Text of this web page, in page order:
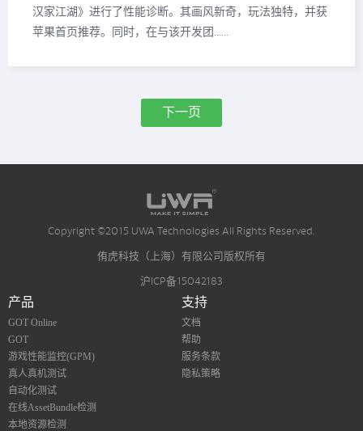
汉家江湖》进行了性能诊断。其画风新奇，玩法独特，并获
苹果首页推荐。同时，在与该开发团……
下一页
Copyright ©2015 UWA Technologies All Rights Reserved.
侑虎科技（上海）有限公司版权所有
沪ICP备15042183
产品
GOT Online
GOT
游戏性能监控(GPM)
真人真机测试
自动化测试
在线AssetBundle检测
本地资源检测
支持
文档
帮助
服务条款
隐私策略